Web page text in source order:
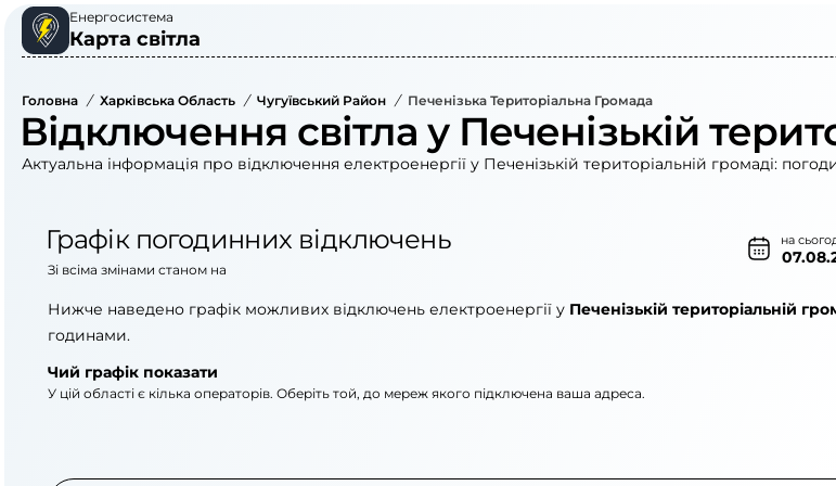
Енергосистема
Карта світла
Головна / Харківська Область / Чугуївський Район / Печенізька Територіальна Громада
Відключення світла у Печенізькій
Актуальна інформація про відключення електроенергії у Печенізькій територіальній громаді:
Графік погодинних відключень на
Зі всіма змінами станом на
Нижче наведено графік можливих відключень електроенергії у Печенізькій територіальній
годинами.
Чий графік показати
У цій області є кілька операторів. Оберіть той, до мереж якого підключена ваша адреса.